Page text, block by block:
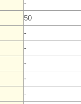
-
50
-
-
-
-
-